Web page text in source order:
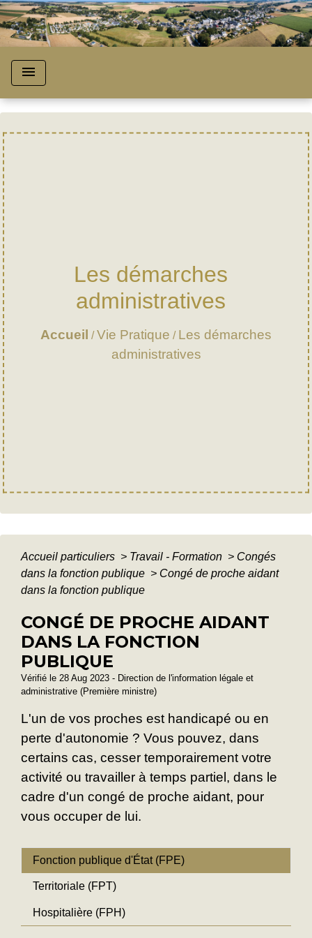
menu
Les démarches
administratives
Accueil /Vie Pratique / Les démarches
administratives
Accueil particuliers > Travail - Formation > Congés
dans la fonction publique > Congé de proche aidant
dans la fonction publique
CONGÉ DE PROCHE AIDANT
DANS LA FONCTION
PUBLIQUE
Vérifié le 28 Aug 2023 - Direction de l'information légale et
administrative (Première ministre)
L'un de vos proches est handicapé ou en
perte d'autonomie ? Vous pouvez, dans
certains cas, cesser temporairement votre
activité ou travailler à temps partiel, dans le
cadre d'un congé de proche aidant, pour
vous occuper de lui.
Fonction publique d'État (FPE)
Territoriale (FPT)
Hospitalière (FPH)